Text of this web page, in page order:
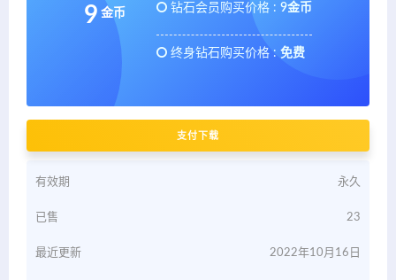
9 金币 钻石会员购买价格 : 9金币
终身钻石购买价格 : 免费
支付下载
有效期 永久
已售 23
最近更新 2022年10月16日